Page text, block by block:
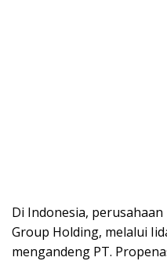
Di Indonesia,
Group Holding, melalui
mengandeng PT.